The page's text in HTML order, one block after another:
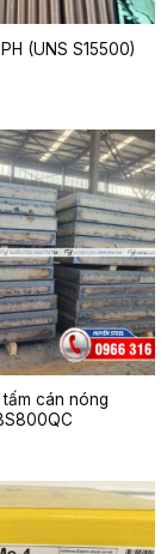
(UNS S15500)
tấm cán nóng